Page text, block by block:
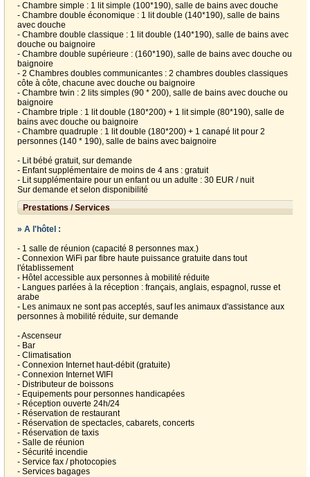
- Chambre simple : 1 lit simple (100*190), salle de bains avec douche
- Chambre double économique : 1 lit double (140*190), salle de bains
avec douche
- Chambre double classique : 1 lit double (140*190), salle de bains avec
douche ou baignoire
- Chambre double supérieure : (160*190), salle de bains avec douche ou
baignoire
- 2 Chambres doubles communicantes : 2 chambres doubles classiques
côte à côte, chacune avec douche ou baignoire
- Chambre twin : 2 lits simples (90 * 200), salle de bains avec douche ou
baignoire
- Chambre triple : 1 lit double (180*200) + 1 lit simple (80*190), salle de
bains avec douche ou baignoire
- Chambre quadruple : 1 lit double (180*200) + 1 canapé lit pour 2
personnes (140 * 190), salle de bains avec baignoire
- Lit bébé gratuit, sur demande
- Enfant supplémentaire de moins de 4 ans : gratuit
- Lit supplémentaire pour un enfant ou un adulte : 30 EUR / nuit
Sur demande et selon disponibilité
Prestations / Services
» A l'hôtel :
- 1 salle de réunion (capacité 8 personnes max.)
- Connexion WiFi par fibre haute puissance gratuite dans tout
l'établissement
- Hôtel accessible aux personnes à mobilité réduite
- Langues parlées à la réception : français, anglais, espagnol, russe et
arabe
- Les animaux ne sont pas acceptés, sauf les animaux d'assistance aux
personnes à mobilité réduite, sur demande
- Ascenseur
- Bar
- Climatisation
- Connexion Internet haut-débit (gratuite)
- Connexion Internet WIFI
- Distributeur de boissons
- Equipements pour personnes handicapées
- Réception ouverte 24h/24
- Réservation de restaurant
- Réservation de spectacles, cabarets, concerts
- Réservation de taxis
- Salle de réunion
- Sécurité incendie
- Service fax / photocopies
- Services bagages